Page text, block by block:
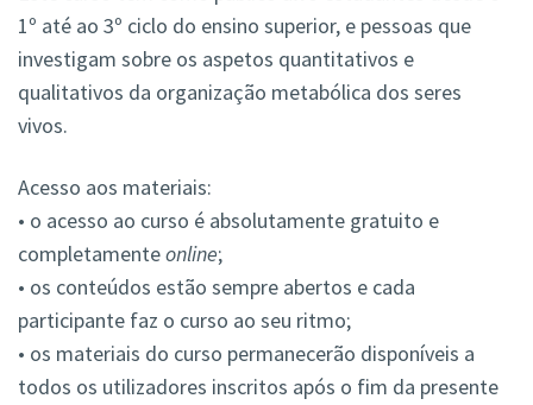
1º até ao 3º ciclo do ensino superior, e pessoas que
investigam sobre os aspetos quantitativos e
qualitativos da organização metabólica dos seres
vivos.
Acesso aos materiais:
• o acesso ao curso é absolutamente gratuito e
completamenteonline;
• os conteúdos estão sempre abertos e cada
participante faz o curso ao seu ritmo;
• os materiais do curso permanecerão disponíveis a
todos os utilizadores inscritos após o fim da presente